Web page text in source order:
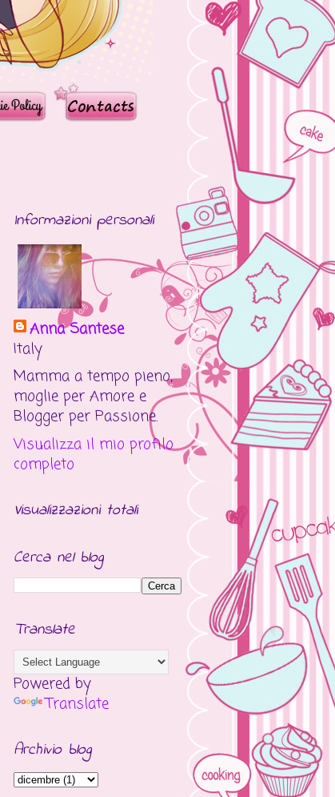
Informazioni personali
Anna Santese
Italy
Mamma a tempo pieno,
moglie per Amore e
Blogger per Passione.
Visualizza il mio profilo
completo
Visualizzazioni totali
Cerca nel blog
Translate
Powered by
Translate
Archivio blog